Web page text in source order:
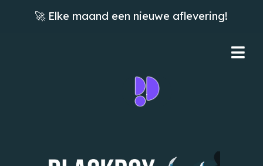
🚀 Elke maand een nieuwe aflevering!
.